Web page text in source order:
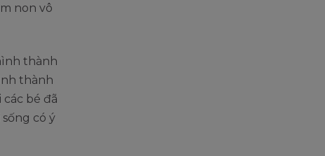
non vô
thành
thành
bé đã
có ý